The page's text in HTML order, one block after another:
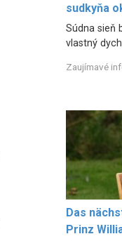
sudkyňa
Súdna sieň
vlastný
Zaujímavé
Das
Prinz